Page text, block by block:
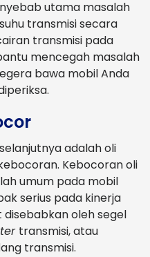
utama masalah
suhu transmisi secara
transmisi pada
mencegah masalah
bawa mobil Anda
selanjutnya adalah oli
Kebocoran oli
umum pada mobil
serius pada kinerja
oleh segel
transmisi, atau
transmisi.